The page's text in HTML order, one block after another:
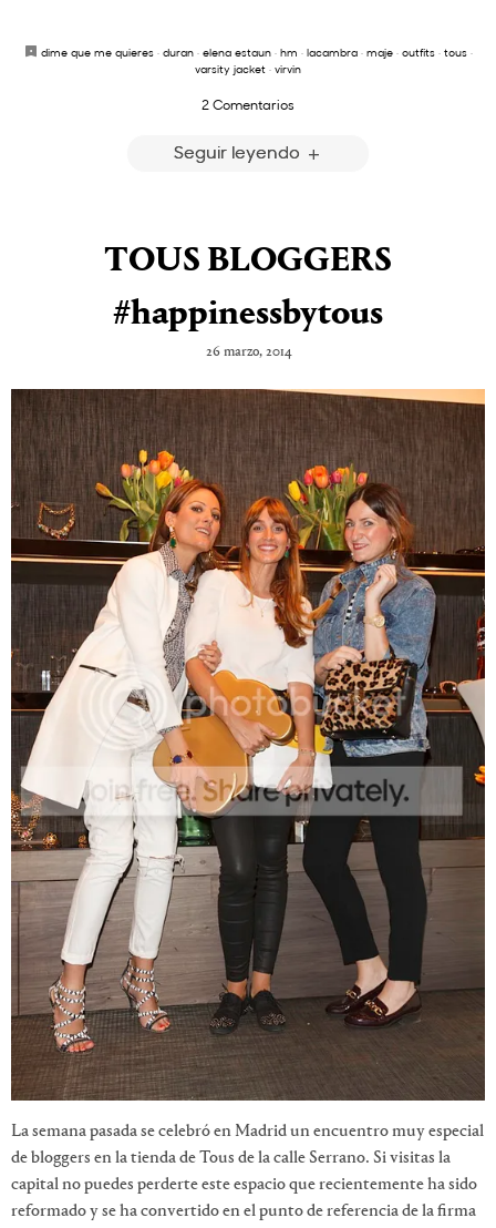
dime que me quieres· duran· elena estaun· hm · lacambra· maje· outfits· tous·
varsity jacket · virvin
2 Comentarios
Seguir leyendo
TOUS BLOGGERS
#happinessbytous
26 marzo, 2014
La semana pasada se celebró en Madrid un encuentro muy especial
de bloggers en la tienda de Tous de la calle Serrano. Si visitas la
capital no puedes perderte este espacio que recientemente ha sido
reformado y se ha convertido en el punto de referencia de la firma